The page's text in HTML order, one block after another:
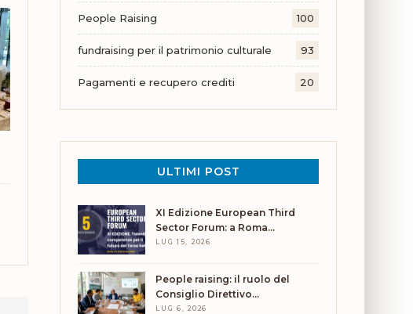
People Raising 100
fundraising per il patrimonio culturale 93
Pagamenti e recupero crediti 20
ULTIMI POST
XI Edizione European Third
Sector Forum: a Roma…
LUG 15, 2026
People raising: il ruolo del
Consiglio Direttivo…
LUG 6, 2026